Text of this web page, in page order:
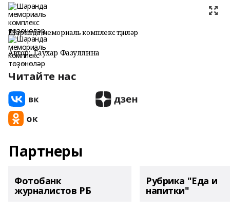
Шаранда мемориаль комплекс төҙөнөләр
Автор: Гаухар Фазуллина
Читайте нас
Партнеры
Фотобанк
журналистов РБ
Рубрика "Еда и
напитки"